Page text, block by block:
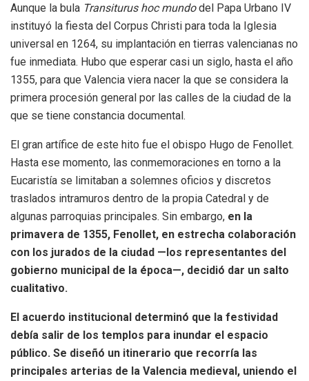
Aunque la bula Transiturus hoc mundodel Papa Urbano IV
instituyó la fiesta del Corpus Christi para toda la Iglesia
universal en 1264, su implantación en tierras valencianas no
fue inmediata. Hubo que esperar casi un siglo, hasta el año
1355, para que Valencia viera nacer la que se considera la
primera procesión general por las calles de la ciudad de la
que se tiene constancia documental.
El gran artífice de este hito fue el obispo Hugo de Fenollet.
Hasta ese momento, las conmemoraciones en torno a la
Eucaristía se limitaban a solemnes oficios y discretos
traslados intramuros dentro de la propia Catedral y de
algunas parroquias principales. Sin embargo, en la
primavera de 1355, Fenollet, en estrecha colaboración
con los jurados de la ciudad —los representantes del
gobierno municipal de la época—, decidió dar un salto
cualitativo.
El acuerdo institucional determinó que la festividad
debía salir de los templos para inundar el espacio
público. Se diseñó un itinerario que recorría las
principales arterias de la Valencia medieval, uniendo el